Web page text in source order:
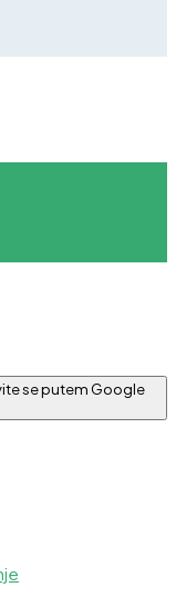
se putem Google